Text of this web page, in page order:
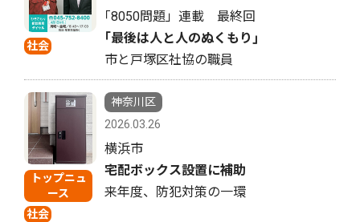
社会
｢8050問題」連載 最終回
｢最後は人と人のぬくもり｣
市と戸塚区社協の職員
トップニュ
ース
社会
神奈川区
2026.03.26
横浜市
宅配ボックス設置に補助
来年度、防犯対策の一環